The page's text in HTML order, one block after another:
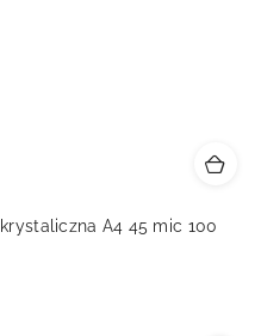
A4 45 mic 100